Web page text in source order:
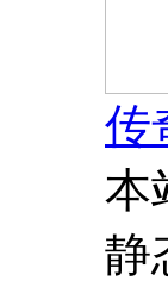
传
本
静